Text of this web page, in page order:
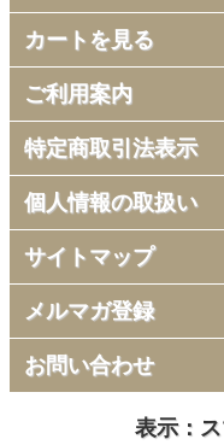
カートを見る
ご利用案内
特定商取引法表示
個人情報の取扱い
サイトマップ
メルマガ登録
お問い合わせ
表示：ス